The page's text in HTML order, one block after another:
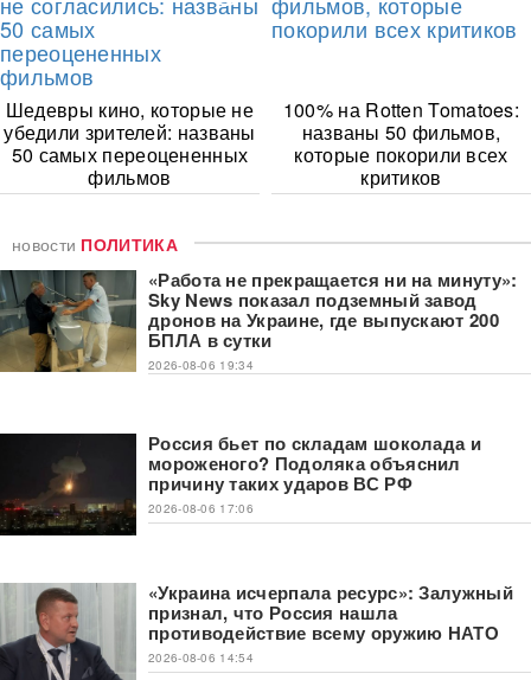
Шедевры кино, которые не
убедили зрителей: названы
50 самых переоцененных
фильмов
100% на Rotten Tomatoes:
названы 50 фильмов,
которые покорили всех
критиков
новости ПОЛИТИКА
«Работа не прекращается ни на минуту»:
Sky News показал подземный завод
дронов на Украине, где выпускают 200
БПЛА в сутки
2026-08-06 19:34
Россия бьет по складам шоколада и
мороженого? Подоляка объяснил
причину таких ударов ВС РФ
2026-08-06 17:06
«Украина исчерпала ресурс»: Залужный
признал, что Россия нашла
противодействие всему оружию НАТО
2026-08-06 14:54